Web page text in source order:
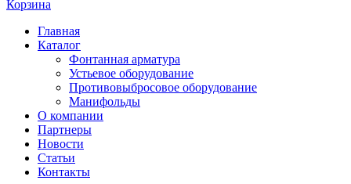
Корзина
Главная
Каталог
Фонтанная арматура
Устьевое оборудование
Противовыбросовое оборудование
Манифольды
О компании
Партнеры
Новости
Статьи
Контакты